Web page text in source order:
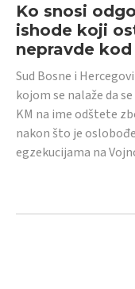
Ko snosi
ishode koji
nepravde
Sud Bosne i
kojom se nalaže da
KM na ime odštete
nakon što je
egzekucijama na